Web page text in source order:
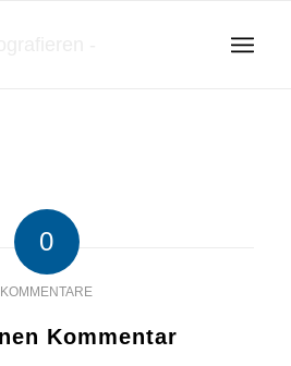
0
KOMMENTARE
Kommentar